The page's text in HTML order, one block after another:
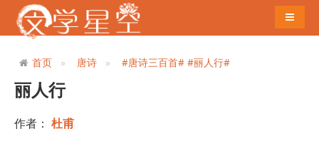
导航切
首页 唐诗 #唐诗三百首# #丽人行#
丽人行
作者： 杜甫